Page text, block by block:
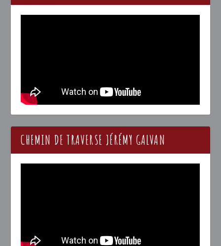
CHEMIN DE TRAVERSE JÉRÉMY GALVAN